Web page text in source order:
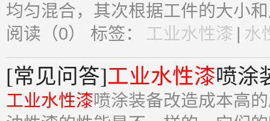
均匀混合，其次根据工件的大小
阅读（0） 标签： 工业水性漆 | 水
[常见问答]工业水性漆喷涂
工业水性漆喷涂装备改造成本高